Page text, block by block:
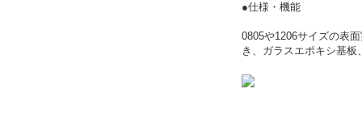
●仕様・機能
0805や1206サイズの表
き、ガラスエポキシ基